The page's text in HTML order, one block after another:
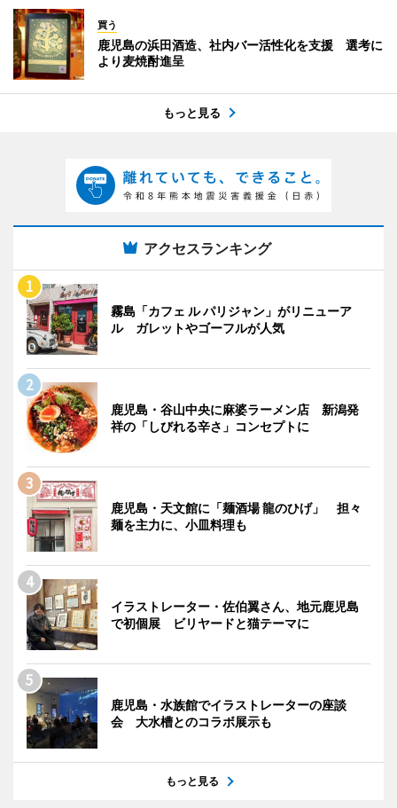
買う
鹿児島の浜田酒造、社内バー活性化を支援 選考に
より麦焼酎進呈
もっと見る
アクセスランキング
霧島「カフェ ル パリジャン」がリニューア
ル ガレットやゴーフルが人気
鹿児島・谷山中央に麻婆ラーメン店 新潟発
祥の「しびれる辛さ」コンセプトに
鹿児島・天文館に「麺酒場 龍のひげ」 担々
麺を主力に、小皿料理も
イラストレーター・佐伯翼さん、地元鹿児島
で初個展 ビリヤードと猫テーマに
鹿児島・水族館でイラストレーターの座談
会 大水槽とのコラボ展示も
もっと見る